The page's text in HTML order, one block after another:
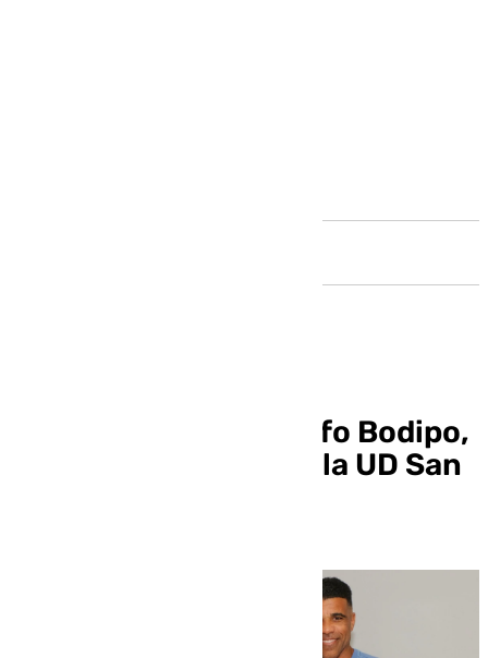
El exfutbolista Rodolfo Bodipo,
nuevo entrenador de la UD San